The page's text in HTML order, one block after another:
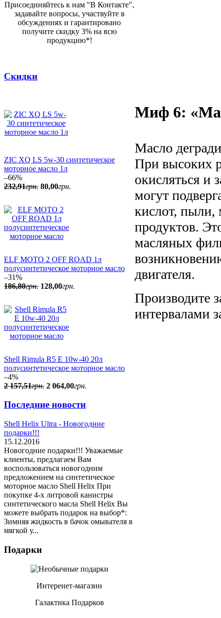
Присоединяйтесь к нам "В Контакте",
задавайте вопросы, участвуйте в
обсуждениях и гарантировано
получите скидку 3% на всю
продукцию*!
Скидки
ZIC XQ LS 5w-30 синтетическое
моторное масло 1л
–66%
232,91грн. 80,00грн.
ELF MOTO 2 OFF ROAD 1л
полусинтетическое моторное масло
–31%
186,80грн. 128,00грн.
Shell Rimula R5 E 10w-40 20л
полусинтетическое моторное масло
–4%
2 157,51грн. 2 064,00грн.
Последние новости
Shell Helix Ultra - Новогодние
подарки!!!
15.12.2016
Новогодние подарки!!! Уважаемые
клиенты, предлагаем Вам
воспользоваться новогодним
предложением на синтетическое
моторное масло Shell Helix При
покупке 4-х литровой канистры
синтетического масла Shell Helix Вы
можете выбрать подарок на выбор*:
Зимняя жидкость в бачок омывателя в
мягкой у...
Подарки
Интеренет-магазин
Галактика Подарков
Миф 6:
Масло
При высоких
окисляться и
могут
кислот, пыли,
продуктов.
масляных
двигателя.
Производите
интервалами